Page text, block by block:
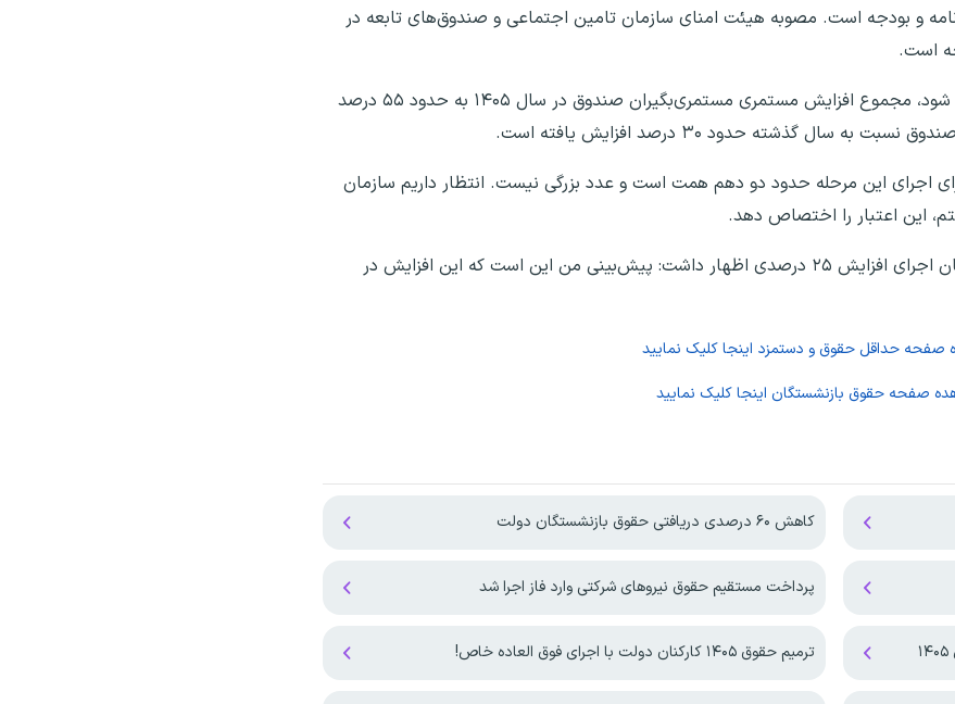
و بودجه است. مصوبه هیئت امنای سازمان تامین اجتماعی و صندوق‌های تابعه در
است.
قادرمرزی تصریح کرد: اگر این ۲۵ درصد هم تامین و اجرا شود، مجموع افزایش مستمری مستمری‌بگیران صندوق در سال ۱۴۰۵ به حدود ۵۵ درصد
گذشته حدود ۳۰ درصد افزایش یافته است.
اجرای این مرحله حدود دو دهم همت است و عدد بزرگی نیست. انتظار داریم سازمان
این اعتبار را اختصاص دهد.
مدیرعامل صندوق در پاسخ به سوال خبرنگاران درباره زمان اجرای افزایش ۲۵ درصدی اظهار داشت: پیش‌بینی من این است که این افزایش در
صفحه حداقل حقوق و دستمزد اینجا کلیک نمایید
صفحه حقوق بازنشستگان اینجا کلیک نمایید
کاهش ۶۰ درصدی دریافتی حقوق بازنشستگان دولت
پرداخت مستقیم حقوق نیروهای شرکتی وارد فاز اجرا شد
ترمیم حقوق ۱۴۰۵ کارکنان دولت با اجرای فوق العاده خاص!